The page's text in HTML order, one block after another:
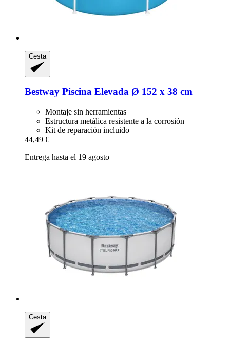
Cesta
Bestway Piscina Elevada Ø 152 x 38 cm
Montaje sin herramientas
Estructura metálica resistente a la corrosión
Kit de reparación incluido
44,49 €
Entrega hasta el 19 agosto
Cesta